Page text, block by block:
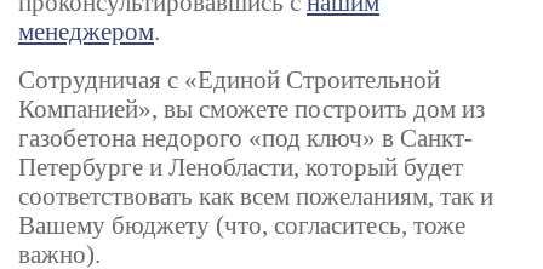
менеджером.
Сотрудничая с «Единой Строительной
Компанией», вы сможете построить дом из
газобетона недорого «под ключ» в Санкт-
Петербурге и Ленобласти, который будет
соответствовать как всем пожеланиям, так и
Вашему бюджету (что, согласитесь, тоже
важно).